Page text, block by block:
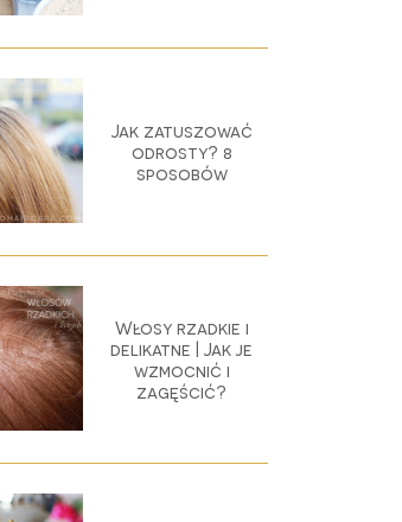
Jak zatuszować
odrosty? 8
sposobów
Włosy rzadkie i
delikatne | Jak je
wzmocnić i
zagęścić?